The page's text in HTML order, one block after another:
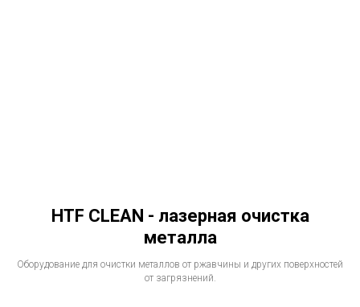
HTF CLEAN - лазерная очистка
металла
Оборудование для очистки металлов от ржавчины и других поверхностей
от загрязнений.